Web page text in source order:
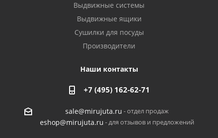
Выдвижные системы
Выдвижные ящики
Сушилки для посуды
Производители
Наши контакты
+7 (495) 162-62-71
sale@mirujuta.ru - отдел продаж
eshop@mirujuta.ru - для отзывов и предложений